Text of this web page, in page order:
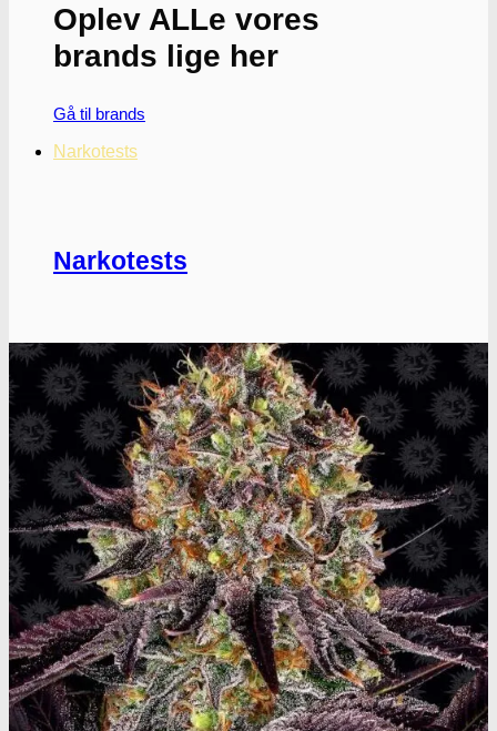
Oplev ALLe vores
brands lige her
Gå til brands
Narkotests
Narkotests
Kokain Tests
Kokain renhedhedstest
Crack renhedhedstest
Kokain blandingsmiddel test
MDMA
MDMA renhedstest
Ecstasy
Ecstasy renhedstest
Heroin